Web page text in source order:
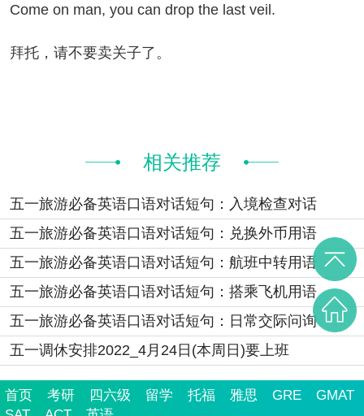
on man, you can drop the last veil.
，请不要卖关子了。
相关推荐
五一旅游必备英语口语对话短句：入境检查对话
五一旅游必备英语口语对话短句：兑换外币用语
五一旅游必备英语口语对话短句：航班中转用语
五一旅游必备英语口语对话短句：搭乘飞机用语
五一旅游必备英语口语对话短句：日常交际问询
五一调休安排2022_4月24日(本周日)要上班
首页 考研 四六级 留学 托福 雅思 GRE
GMAT